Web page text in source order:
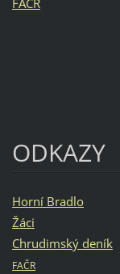
ODKAZY
Horní Bradlo
Žáci
Chrudimský deník
FAČR